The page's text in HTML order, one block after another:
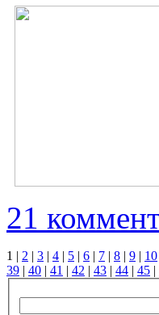
21
1 | 2 | 3 | 4 | 5 | 6 | 7 | 8 | 9 | 10
39 | 40 | 41 | 42 | 43 | 44 | 45 |